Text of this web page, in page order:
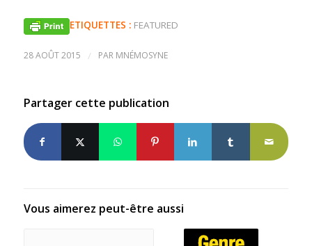
28 AOÛT 2015 / PAR MNÉMOSYNE
ETIQUETTES : FEATURED
Partager cette publication
Vous aimerez peut-être aussi